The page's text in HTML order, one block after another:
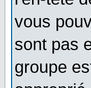
vous
sont pas
groupe